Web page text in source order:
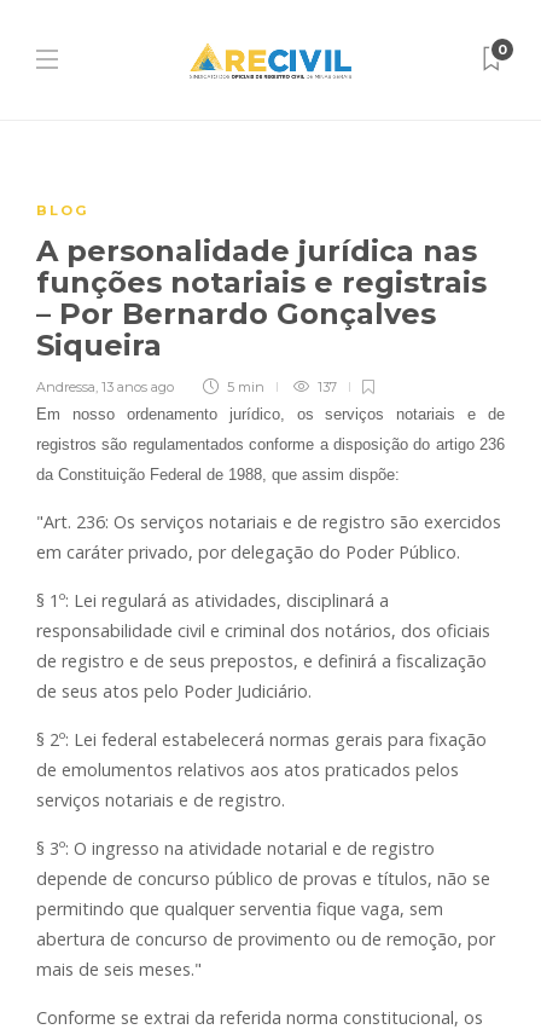
0
BLOG
A personalidade jurídica nas
funções notariais e registrais
– Por Bernardo Gonçalves
Siqueira
Andressa, 13 anos ago 5 min 137
Em nosso ordenamento jurídico, os serviços notariais e de
registros são regulamentados conforme a disposição do artigo 236
da Constituição Federal de 1988, que assim dispõe:
"Art. 236: Os serviços notariais e de registro são exercidos
em caráter privado, por delegação do Poder Público.
§ 1º: Lei regulará as atividades, disciplinará a
responsabilidade civil e criminal dos notários, dos oficiais
de registro e de seus prepostos, e definirá a fiscalização
de seus atos pelo Poder Judiciário.
§ 2º: Lei federal estabelecerá normas gerais para fixação
de emolumentos relativos aos atos praticados pelos
serviços notariais e de registro.
§ 3º: O ingresso na atividade notarial e de registro
depende de concurso público de provas e títulos, não se
permitindo que qualquer serventia fique vaga, sem
abertura de concurso de provimento ou de remoção, por
mais de seis meses."
Conforme se extrai da referida norma constitucional, os